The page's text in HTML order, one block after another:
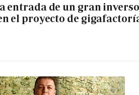
entrada de un gran
el proyecto de